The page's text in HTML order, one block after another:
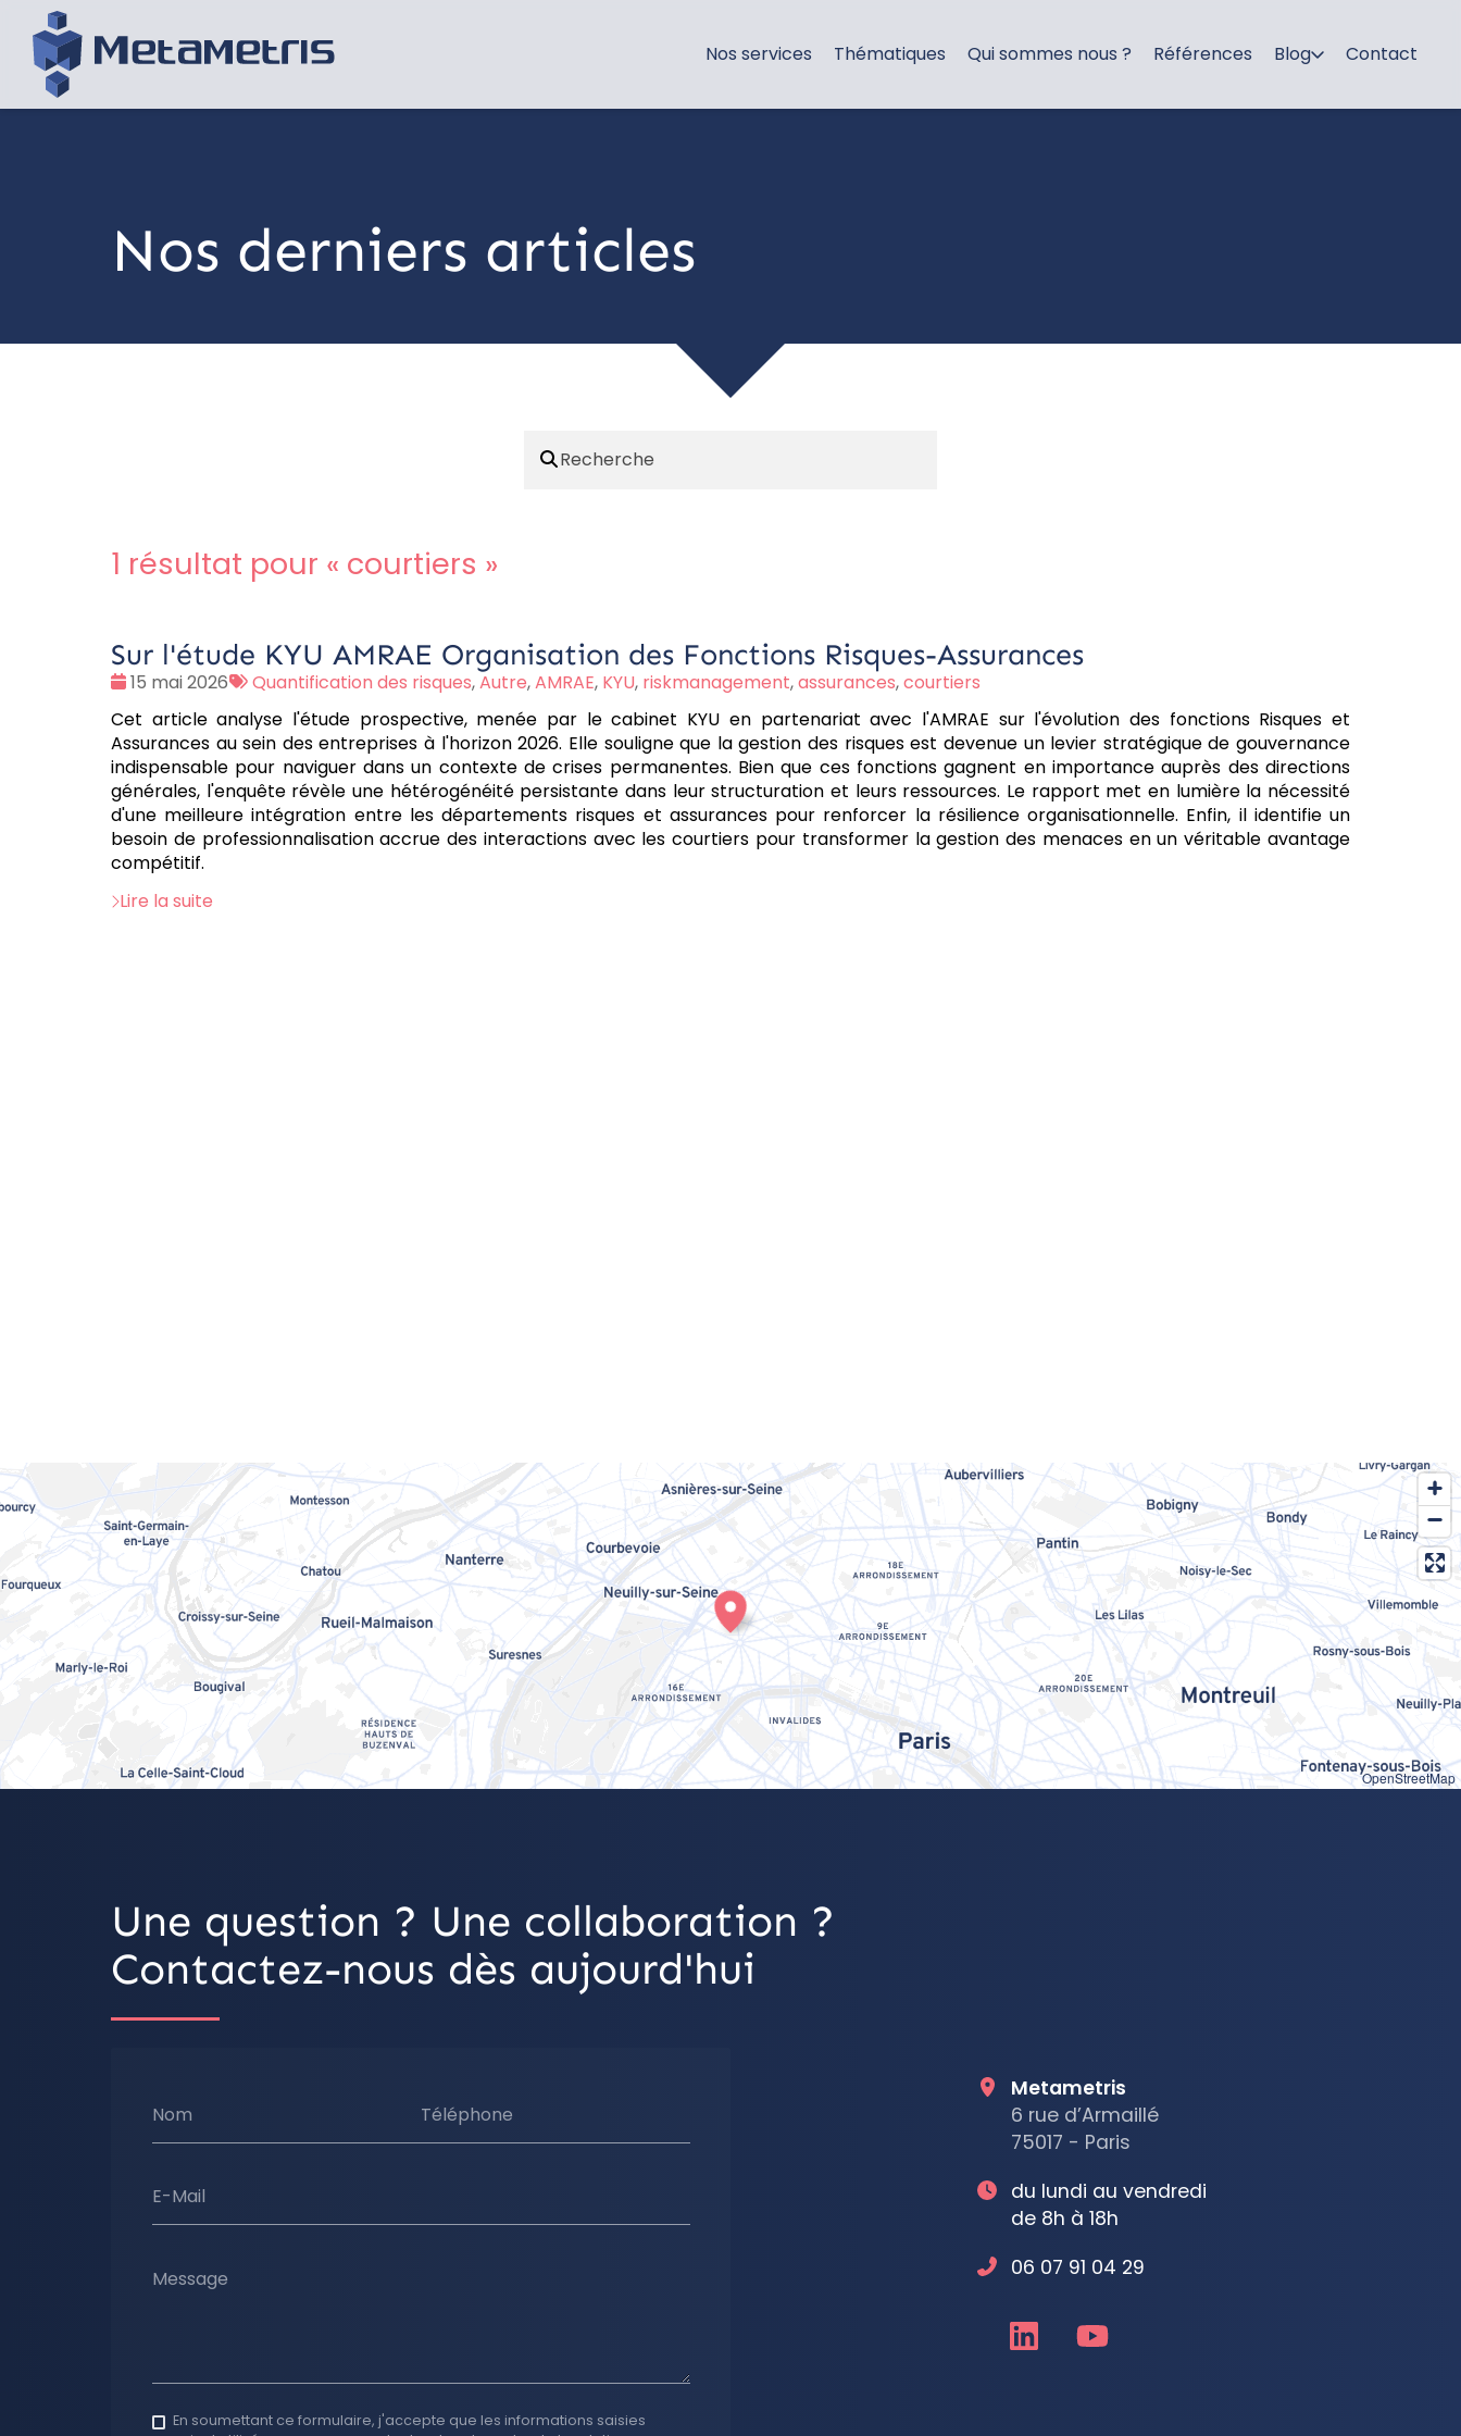
Nos services Thématiques Qui sommes nous ? Références Blog Contact
Nos derniers articles
1 résultat pour « courtiers »
Sur l'étude KYU AMRAE Organisation des Fonctions Risques-Assurances
Date
15 mai 2026
Tags
Quantification des risques,Autre,AMRAE, KYU, riskmanagement,assurances,courtiers
Cet article analyse l'étude prospective, menée par le cabinet KYU en partenariat avec l'AMRAE sur l'évolution des fonctions Risques et
Assurances au sein des entreprises à l'horizon 2026. Elle souligne que la gestion des risques est devenue un levier stratégique de gouvernance
indispensable pour naviguer dans un contexte de crises permanentes. Bien que ces fonctions gagnent en importance auprès des directions
générales, l'enquête révèle une hétérogénéité persistante dans leur structuration et leurs ressources. Le rapport met en lumière la nécessité
d'une meilleure intégration entre les départements risques et assurances pour renforcer la résilience organisationnelle. Enfin, il identifie un
besoin de professionnalisation accrue des interactions avec les courtiers pour transformer la gestion des menaces en un véritable avantage
compétitif.
Lire la suite
OpenStreetMap
Une question ? Une collaboration ?
Contactez-nous dès aujourd'hui
Nom Téléphone
E-Mail
Message
En soumettant ce formulaire, j'accepte que les informations saisies
Metametris
6 rue d’Armaillé
75017 - Paris
du lundi au vendredi
de 8h à 18h
06 07 91 04 29